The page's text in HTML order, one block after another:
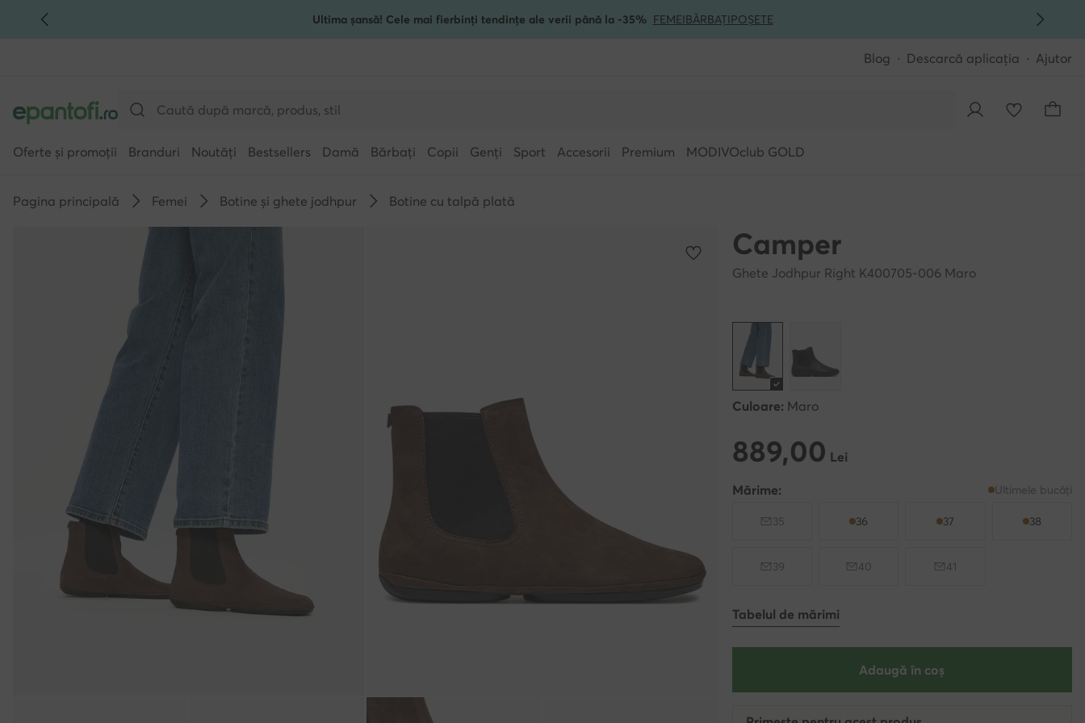
TRECI LA CONȚINUTUL PRINCIPAL Ultima șansă! Cele mai fierbinți tendințe ale verii până la -35% FEMEIBĂRBAȚIPOȘETE
Blog Descarcă aplicația Ajutor
Oferte și promoții Branduri Noutăți Bestsellers Damă Bărbați Copii Genți Sport Accesorii Premium MODIVOclub GOLD
Pagina principală Femei Botine și ghete jodhpur Botine cu talpă plată
Camper
Ghete Jodhpur Right K400705-006 Maro
Culoare: Maro
889,00 Lei
889,00 Lei
Mărime: Ultimele bucăți
35 36 37 38
39 40 41
Tabelul de mărimi
Adaugă în coș